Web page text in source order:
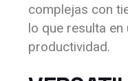
complejas con
lo que resulta
productividad.